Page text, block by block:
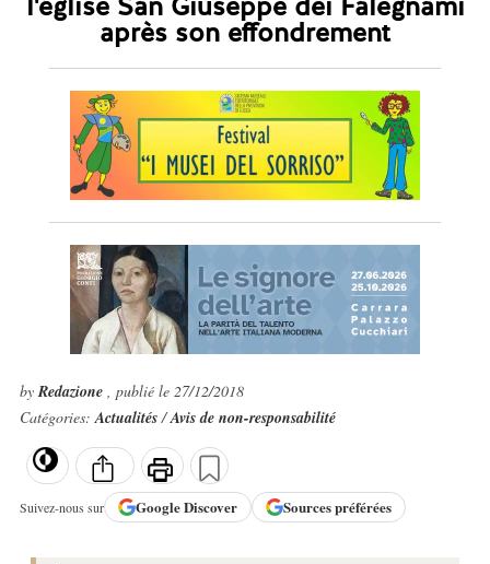
après son effondrement
byRedazione , publié le 27/12/2018
Catégories:Actualités/Avis de non-responsabilité
Suivez-nous sur GoogleDiscover Sources préférées